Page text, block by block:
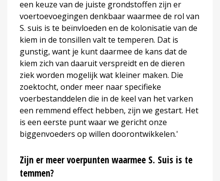
een keuze van de juiste grondstoffen zijn er
voertoevoegingen denkbaar waarmee de rol van
S. suis is te beïnvloeden en de kolonisatie van de
kiem in de tonsillen valt te temperen. Dat is
gunstig, want je kunt daarmee de kans dat de
kiem zich van daaruit verspreidt en de dieren
ziek worden mogelijk wat kleiner maken. Die
zoektocht, onder meer naar specifieke
voerbestanddelen die in de keel van het varken
een remmend effect hebben, zijn we gestart. Het
is een eerste punt waar we gericht onze
biggenvoeders op willen doorontwikkelen.'
Zijn er meer voerpunten waarmee S. Suis is te
temmen?